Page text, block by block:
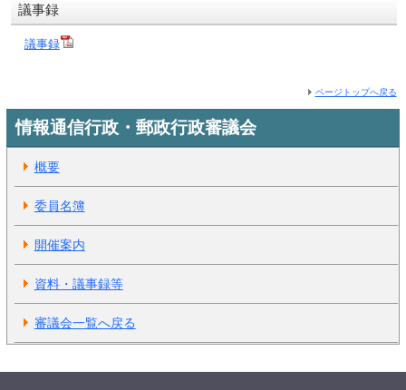
議事録
議事録
ページトップへ戻る
情報通信行政・郵政行政審議会
概要
委員名簿
開催案内
資料・議事録等
審議会一覧へ戻る